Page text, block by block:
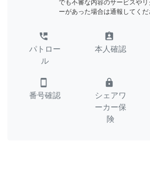
でも不審な内容のサービスや
ーがあった場合は通報してくだ
perm_phone_msg
パトロー
ル
assignment_ind
本人確認
smartphone
番号確認
lock
シェアワ
ーカー保
険